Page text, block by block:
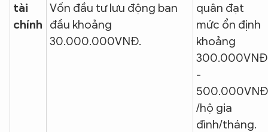
tài
chính
Vốn đầu tư lưu động ban
đầu khoảng
30.000.000VNĐ.
quân đạt
mức ổn định
khoảng
300.000VNĐ
-
500.000VNĐ
/hộ gia
đình/tháng.